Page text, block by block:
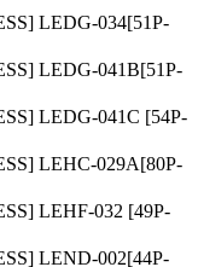
LEDG-034[51P-
LEDG-041B[51P-
LEDG-041C [54P-
LEHC-029A[80P-
LEHF-032 [49P-
LEND-002[44P-